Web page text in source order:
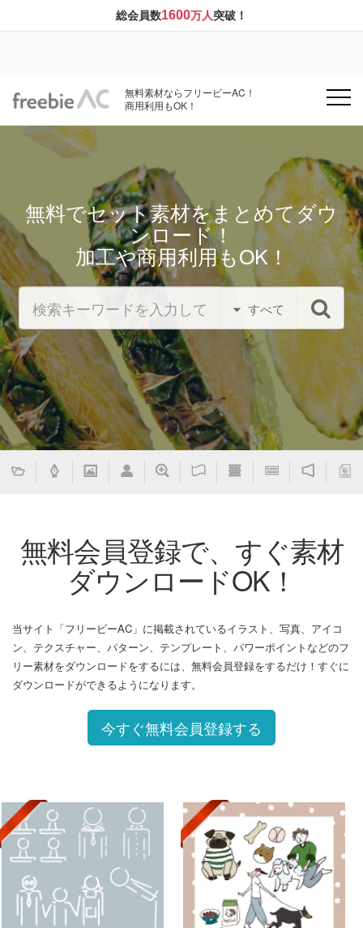
総会員数1600万人突破！
無料素材ならフリービーAC！
商用利用もOK！
無料でセット素材をまとめてダウ
ンロード！
加工や商用利用もOK！
すべて
無料会員登録で、すぐ素材
ダウンロードOK！
当サイト「フリービーAC」に掲載されているイラスト、写真、アイコ
ン、テクスチャー、パターン、テンプレート、パワーポイントなどのフ
リー素材をダウンロードをするには、無料会員登録をするだけ！すぐに
ダウンロードができるようになります。
今すぐ無料会員登録する